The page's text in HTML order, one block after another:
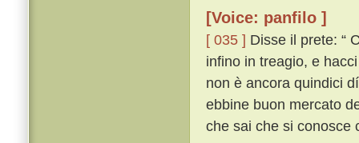
[Voice: panfilo ]
[ 035 ] Disse il prete: “
infino in treagio, e
non è ancora quindici
ebbine buon mercato
che sai che si conosce